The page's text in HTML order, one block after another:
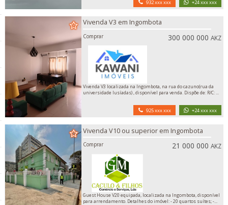
932 xxx xxx +24 xxx xxx
Vivenda V3 em Ingombota
Comprar 300 000 000AKZ
Vivenda V3 localizada na Ingombota, na rua do cazuno(rua da
universidade lusíadas) , disponível para venda. Dispõe de: R/C: ...
925 xxx xxx +24 xxx xxx
Vivenda V10 ou superior em Ingombota
Comprar 21 000 000AKZ
Guest House V20 equipada, localizada na Ingombota, disponível
para arrendamento. Detalhes do imóvel: - 20 quartos suítes; -...